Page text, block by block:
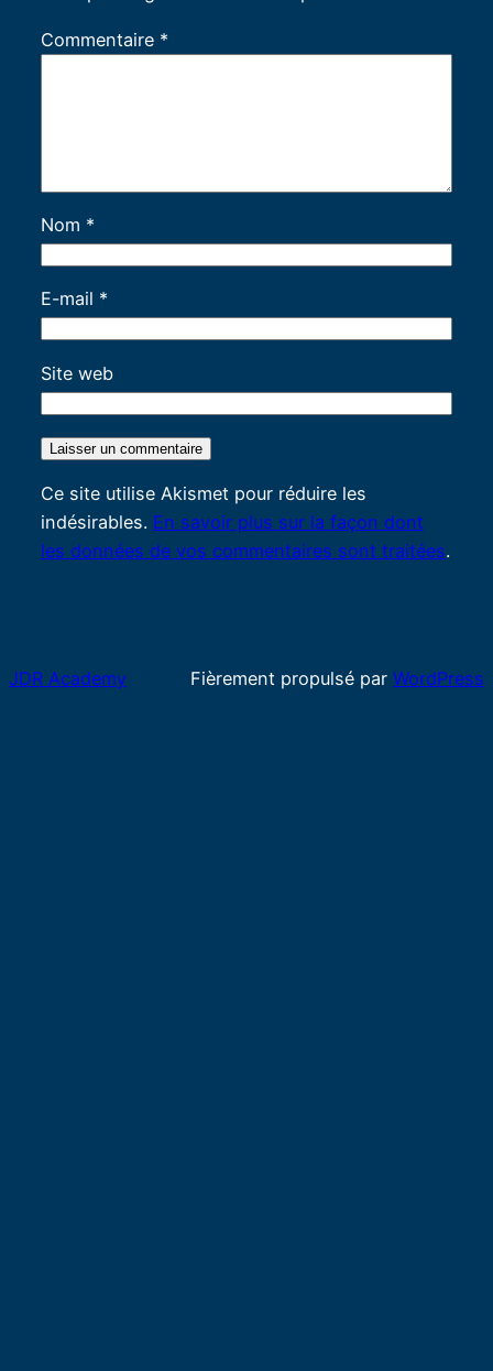
Commentaire *
Nom *
E-mail *
Site web
Ce site utilise Akismet pour réduire les
indésirables. En savoir plus sur la façon dont
les données de vos commentaires sont traitées.
JDR Academy Fièrement propulsé par WordPress